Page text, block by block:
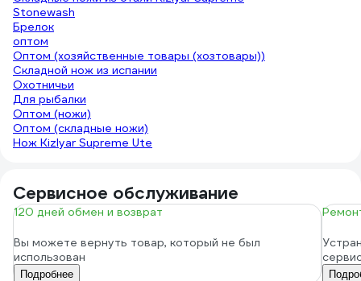
Stonewash
Брелок
оптом
Оптом (хозяйственные товары (хозтовары))
Складной нож из испании
Охотничьи
Для рыбалки
Оптом (ножи)
Оптом (складные ножи)
Нож Kizlyar Supreme Ute
Сервисное обслуживание
120 дней обмен и возврат
Вы можете вернуть товар, который не был
использован
Подробнее